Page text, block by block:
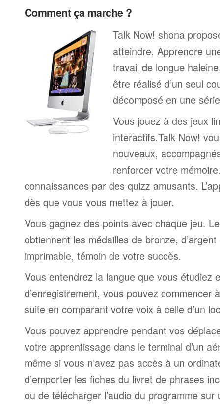
Comment ça marche ?
Talk Now! shona
atteindre. Apprendre
travail de longue
être réalisé d’un seul
décomposé en une
Vous jouez à des jeux
interactifs.Talk Now!
nouveaux,
renforcer votre
connaissances par des quizz amusants.
dès que vous vous mettez à jouer.
Vous gagnez des points avec chaque jeu.
obtiennent les médailles de bronze,
imprimable, témoin de votre succès.
Vous entendrez la langue que vous étudiez
d’enregistrement, vous pouvez commencer
suite en comparant votre voix à celle d’un
Vous pouvez apprendre pendant vos
votre apprentissage dans le terminal d’un
même si vous n’avez pas accès à un
d’emporter les fiches du livret de phrases
ou de télécharger l’audio du programme sur